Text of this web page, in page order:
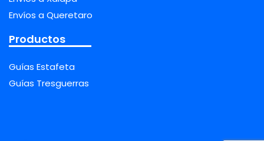
Envíos a Queretaro
Productos
Guías Estafeta
Guías Tresguerras